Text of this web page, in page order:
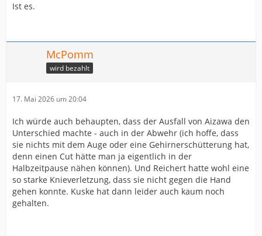
Ist es.
McPomm
wird bezahlt
17. Mai 2026 um 20:04
Ich würde auch behaupten, dass der Ausfall von Aizawa den
Unterschied machte - auch in der Abwehr (ich hoffe, dass
sie nichts mit dem Auge oder eine Gehirnerschütterung hat,
denn einen Cut hätte man ja eigentlich in der
Halbzeitpause nähen können). Und Reichert hatte wohl eine
so starke Knieverletzung, dass sie nicht gegen die Hand
gehen konnte. Kuske hat dann leider auch kaum noch
gehalten.